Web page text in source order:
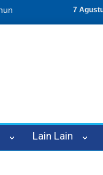
7
Tetapkan P-21
Lain Lain